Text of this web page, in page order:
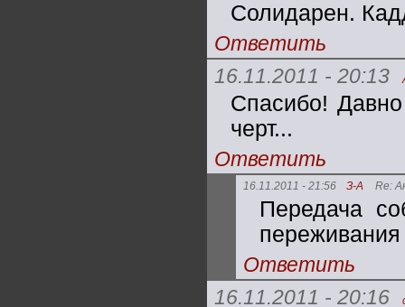
Солидарен.
Ответить
16.11.2011 - 20:13
Спасибо!
черт...
Ответить
16.11.2011 - 21:56 З-А Re:
Передача
переживания
Ответить
16.11.2011 - 20:16